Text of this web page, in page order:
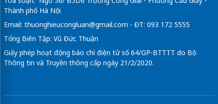
Thành phố Hà Nội
Email: thuonghieucongluan@gmail.com - ĐT: 093 172 5555
Tổng Biên Tập: Vũ Đức Thuận
Giấy phép hoạt động báo chí điện tử số 64/GP-BTTTT do Bộ
Thông tin và Truyền thông cấp ngày 21/2/2020.